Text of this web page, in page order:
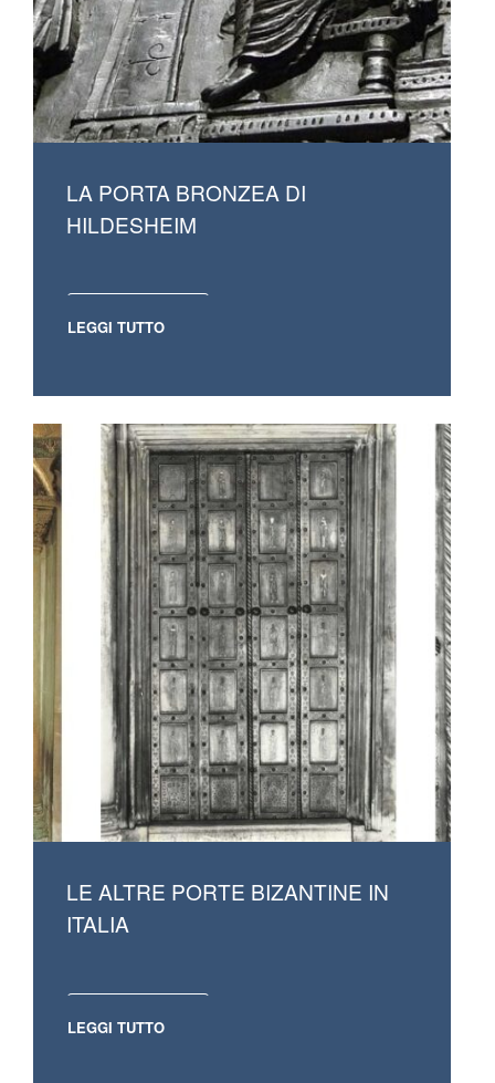
LA PORTA BRONZEA DI
HILDESHEIM
LEGGI TUTTO
LE ALTRE PORTE BIZANTINE IN
ITALIA
LEGGI TUTTO